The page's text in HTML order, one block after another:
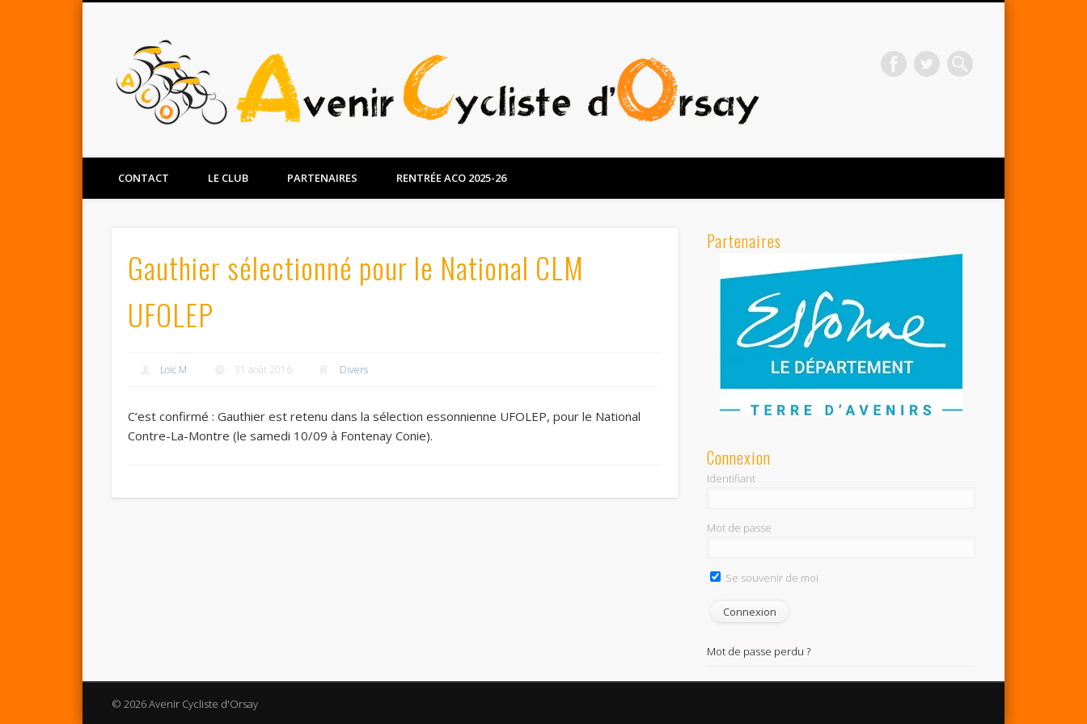
Avenir Cycliste d'Orsay
Twitter
CONTACT LE CLUB PARTENAIRES RENTRÉE ACO 2025-26
Gauthier sélectionné pour le National CLM
UFOLEP
Loic M 31 août 2016 Divers
C’est confirmé : Gauthier est retenu dans la sélection essonnienne UFOLEP, pour le National
Contre-La-Montre (le samedi 10/09 à Fontenay Conie).
Partenaires
Connexion
Identifiant
Mot de passe
Se souvenir de moi
Mot de passe perdu ?
© 2026 Avenir Cycliste d'Orsay